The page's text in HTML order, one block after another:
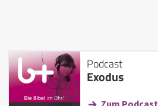
Podcast
Exodus
Zum Podcast